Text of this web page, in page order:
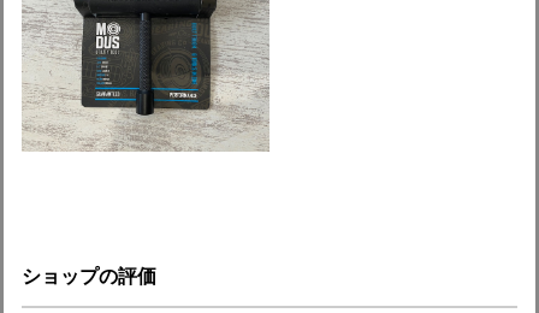
ショップの評価